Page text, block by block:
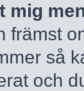
mig
främst
så
och